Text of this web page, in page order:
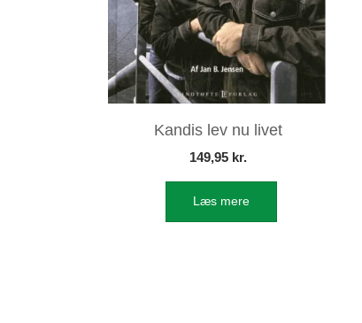
Kandis lev nu livet
149,95 kr.
Læs mere